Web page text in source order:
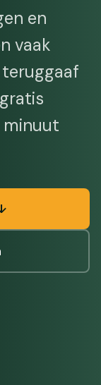
en
vaak
minuut